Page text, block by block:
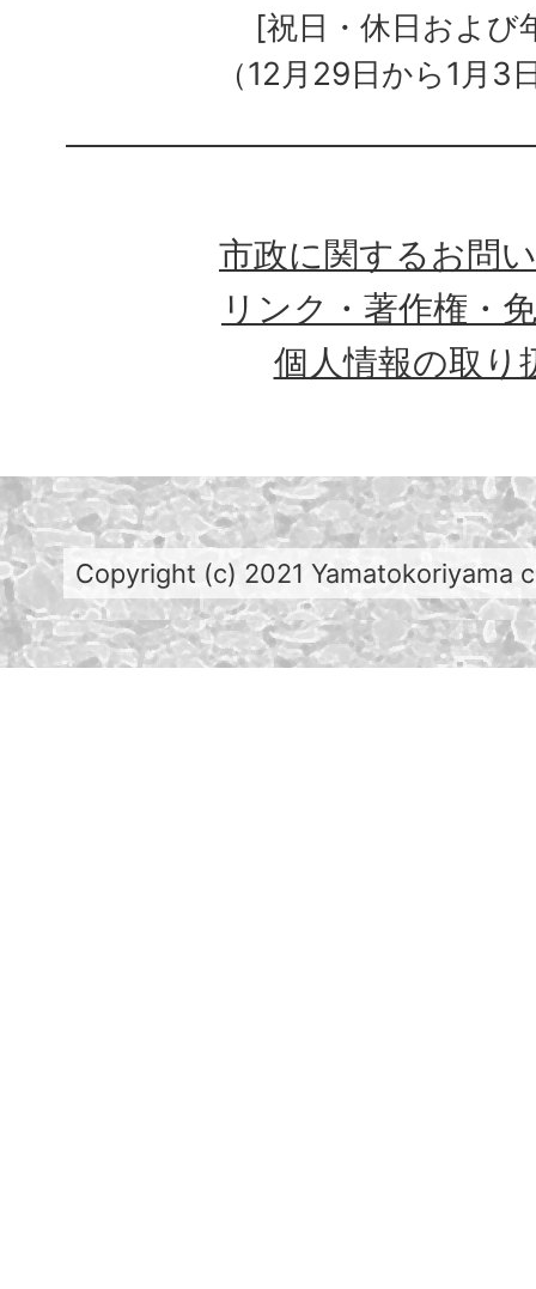
[祝日・休日および
（12月29日から1月3
市政に関するお問
リンク・著作権・
個人情報の取り
Copyright (c) 2021 Yamatokoriyama